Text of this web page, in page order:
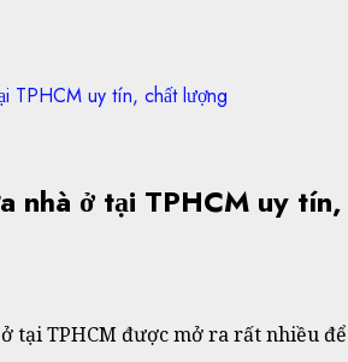
TPHCM uy tín, chất lượng
nhà ở tại TPHCM uy
tại TPHCM được mở ra rất nhiều